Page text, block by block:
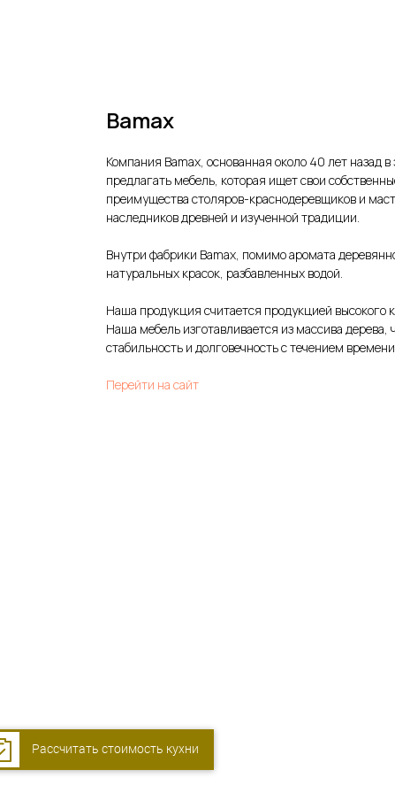
Bamax
Компания Bamax, основанная около 40 лет назад
предлагать мебель, которая ищет свои
преимущества столяров-краснодеревщиков и
наследников древней и изученной традиции.
Внутри фабрики Bamax, помимо аромата
натуральных красок, разбавленных водой.
Наша продукция считается продукцией высокого
Наша мебель изготавливается из массива
стабильность и долговечность с течением
Перейти на сайт
Рассчитать стоимость кухни